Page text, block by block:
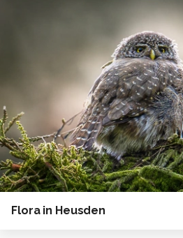
Flora in Heusden